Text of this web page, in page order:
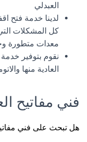
العبدلي
لدينا خدمة فتح
كل المشكلات
معدات متطورة
نقوم بتوفير
العادية منها
فني مفاتيح
هل تبحث على فني